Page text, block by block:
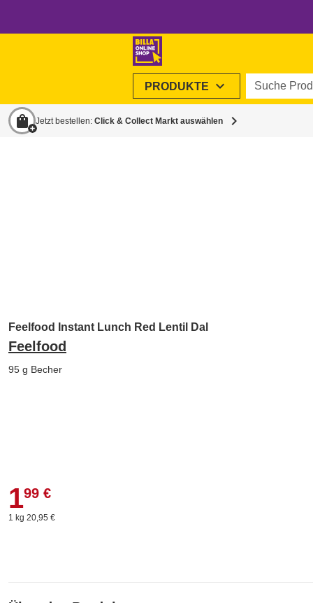
PRODUKTE expand_more Suche
shopping_bag Jetzt bestellen: Click & Collect Markt auswählen chevron_right
Feelfood Instant Lunch Red Lentil Dal
Feelfood
95 g Becher
1,99 €
199 €
1 kg 20,95 €